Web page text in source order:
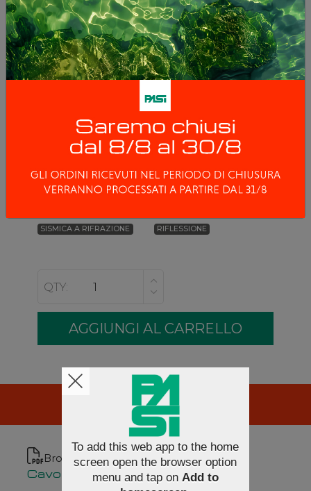
Cavo sismico a 16 coppie twistate, con 12
takeout singoli, spaziatura 5m, terminato a
ciascuna estremità con due code da 5m e
connettore tipo Cannon NK2721C. Lunghezza
totale 130m. Fornito su rullo avvolgicavo.
1.360,00 € 1.219,00 €
IVA compresa 1.487,18 €
SISMICA A RIFRAZIONE RIFLESSIONE
QTY:
RISORSE
Brochure
Cavo sismico 12 canali - 130m [it]
To add this web app to the home
screen open the browser option
menu and tap on Add to